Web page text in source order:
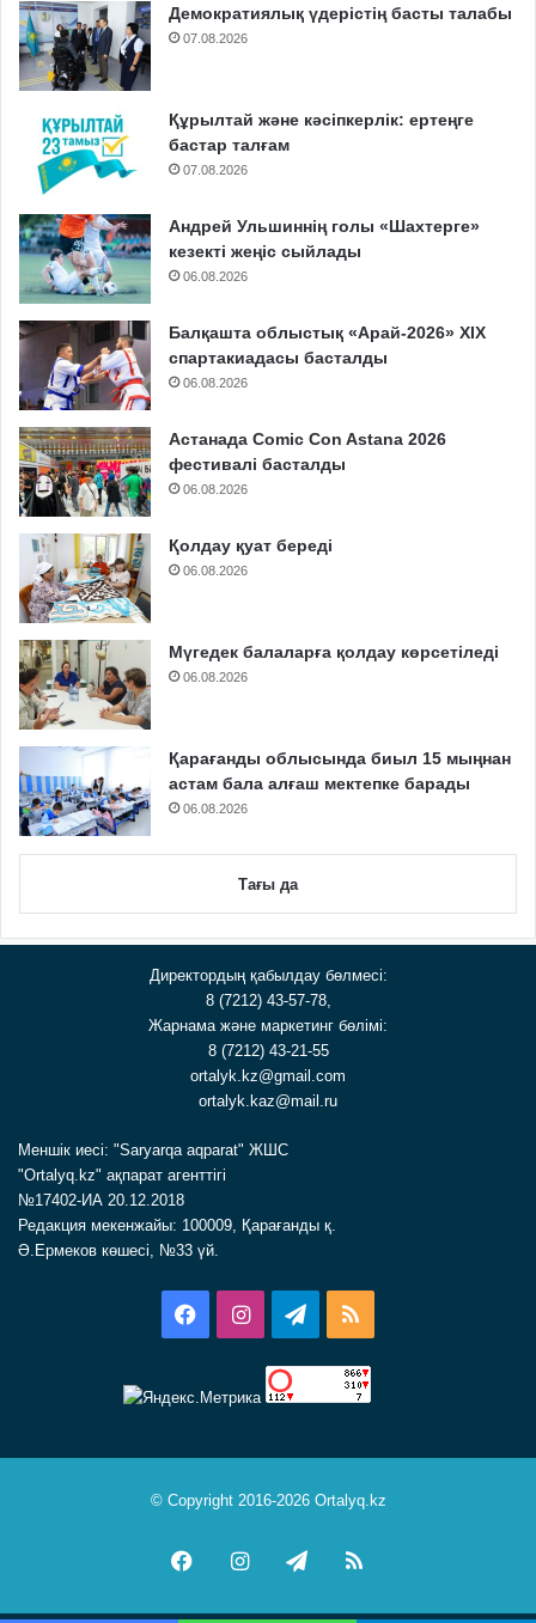
Демократиялық үдерістің басты талабы
07.08.2026
Құрылтай және кәсіпкерлік: ертеңге
бастар талғам
07.08.2026
Андрей Ульшиннің голы «Шахтерге»
кезекті жеңіс сыйлады
06.08.2026
Балқашта облыстық «Арай-2026» XIX
спартакиадасы басталды
06.08.2026
Астанада Comic Con Astana 2026
фестивалі басталды
06.08.2026
Қолдау қуат береді
06.08.2026
Мүгедек балаларға қолдау көрсетіледі
06.08.2026
Қарағанды облысында биыл 15 мыңнан
астам бала алғаш мектепке барады
06.08.2026
Тағы да
Директордың қабылдау бөлмесі:
8 (7212) 43-57-78,
Жарнама және маркетинг бөлімі:
8 (7212) 43-21-55
ortalyk.kz@gmail.com
ortalyk.kaz@mail.ru
Меншік иесі: "Saryarqa aqparat" ЖШС
"Ortalyq.kz" ақпарат агенттігі
№17402-ИА 20.12.2018
Редакция мекенжайы: 100009, Қарағанды қ.
Ә.Ермеков көшесі, №33 үй.
FacebookInstagramTelegram
© Copyright 2016-2026 Ortalyq.kz
FacebookInstagramTelegram